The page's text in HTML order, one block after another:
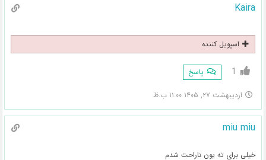
Kaira
اسپویل کننده
1 پاسخ
اردیبهشت ۲۷, ۱۴۰۵ ۱۱:۰۰ ب.ظ
miu miu
خیلی برای ته یون ناراحت شدم